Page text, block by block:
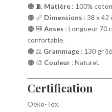
🟠 🧵 Matière : 100%
🟠 📏 Dimensions : 38 x 42
🟠 🎒 Anses : Longueur 70
confortable.
🟠 ⚖️ Grammage : 130 gr
🟠 🎨 Couleur : Naturel.
Certification
Oeko-Tex.